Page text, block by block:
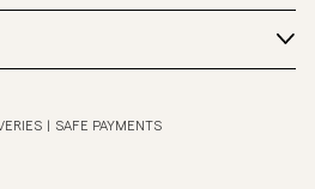
SAFE PAYMENTS